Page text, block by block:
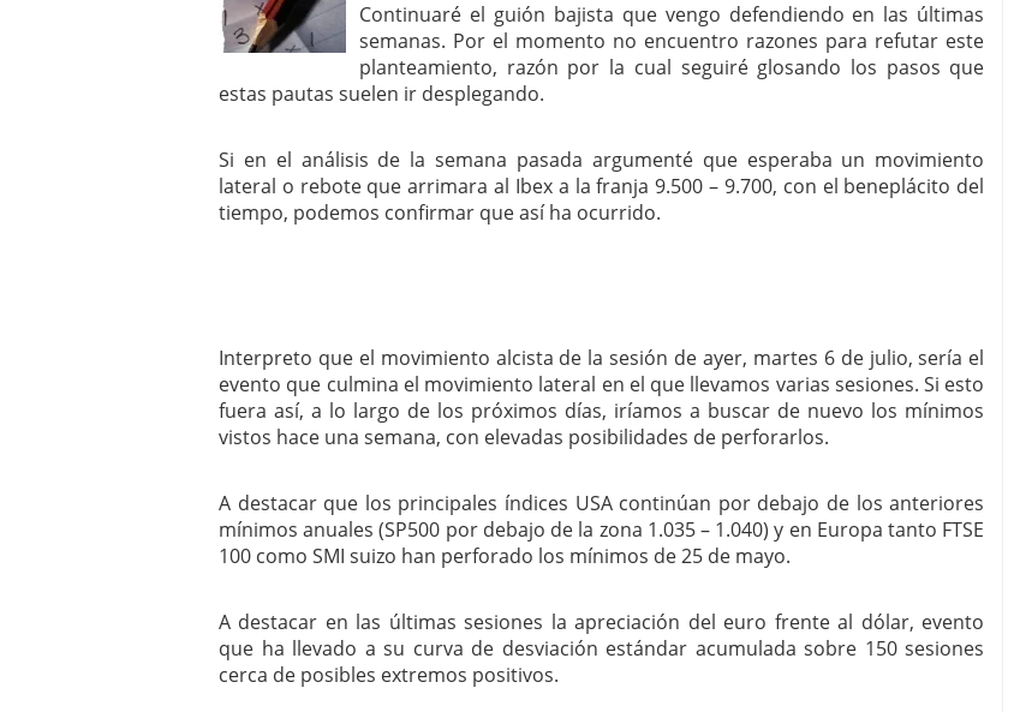
Continuaré el guión bajista que vengo defendiendo en las últimas
semanas. Por el momento no encuentro razones para refutar este
planteamiento, razón por la cual seguiré glosando los pasos que
estas pautas suelen ir desplegando.
Si en el análisis de la semana pasada argumenté que esperaba un movimiento
lateral o rebote que arrimara al Ibex a la franja 9.500 – 9.700, con el beneplácito del
tiempo, podemos confirmar que así ha ocurrido.
Interpreto que el movimiento alcista de la sesión de ayer, martes 6 de julio, sería el
evento que culmina el movimiento lateral en el que llevamos varias sesiones. Si esto
fuera así, a lo largo de los próximos días, iríamos a buscar de nuevo los mínimos
vistos hace una semana, con elevadas posibilidades de perforarlos.
A destacar que los principales índices USA continúan por debajo de los anteriores
mínimos anuales (SP500 por debajo de la zona 1.035 – 1.040) y en Europa tanto FTSE
100 como SMI suizo han perforado los mínimos de 25 de mayo.
A destacar en las últimas sesiones la apreciación del euro frente al dólar, evento
que ha llevado a su curva de desviación estándar acumulada sobre 150 sesiones
cerca de posibles extremos positivos.